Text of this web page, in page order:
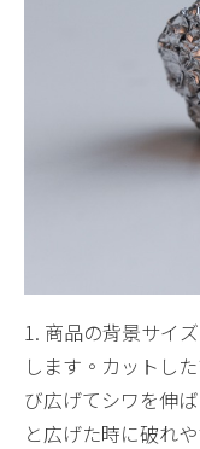
1. 商品の背景サイ
します。カットし
び広げてシワを伸
と広げた時に破れ